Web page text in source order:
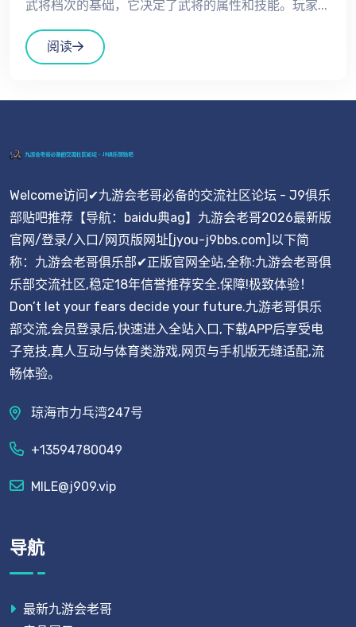
武将档次的基础，它决定了武将的属性和技能。玩家...
阅读
Welcome访问✔九游会老哥必备的交流社区论坛 - J9俱乐
部贴吧推荐【导航：baidu典ag】九游会老哥2026最新版
官网/登录/入口/网页版网址[jyou-j9bbs.com]以下简
称：九游会老哥俱乐部✔正版官网全站,全称:九游会老哥俱
乐部交流社区,稳定18年信誉推荐安全.保障!极致体验！
Don’t let your fears decide your future.九游老哥俱乐
部交流,会员登录后,快速进入全站入口,下载APP后享受电
子竞技,真人互动与体育类游戏,网页与手机版无缝适配,流
畅体验。
琼海市力乓湾247号
+13594780049
MILE@j909.vip
导航
最新九游会老哥